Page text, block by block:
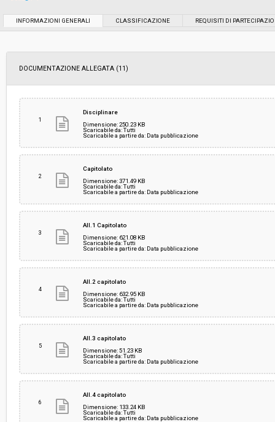
Data pubblicazione:
Svolgimento:
Responsabile attuale:
CENTRALE UNICA DI COMMITTENZA TRA I
INFORMAZIONI GENERALI CLASSIFICAZIONE REQUISITI DI
DOCUMENTAZIONE ALLEGATA (11)
1
Disciplinare
Dimensione: 250.23 KB
Scaricabile da: Tutti
Scaricabile a partire da: Data pubblicazione
2
Capitolato
Dimensione: 371.49 KB
Scaricabile da: Tutti
Scaricabile a partire da: Data pubblicazione
3
All.1 Capitolato
Dimensione: 621.08 KB
Scaricabile da: Tutti
Scaricabile a partire da: Data pubblicazione
4
All.2 capitolato
Dimensione: 632.95 KB
Scaricabile da: Tutti
Scaricabile a partire da: Data pubblicazione
5
All.3 capitolato
Dimensione: 51.23 KB
Scaricabile da: Tutti
Scaricabile a partire da: Data pubblicazione
6
All.4 capitolato
Dimensione: 133.24 KB
Scaricabile da: Tutti
Scaricabile a partire da: Data pubblicazione